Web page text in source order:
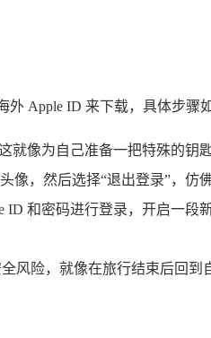
Apple ID 来下载，具体步骤如
像为自己准备一把特殊的钥
像，然后选择“退出登录”，仿
ID 和密码进行登录，开启一段
风险，就像在旅行结束后回到